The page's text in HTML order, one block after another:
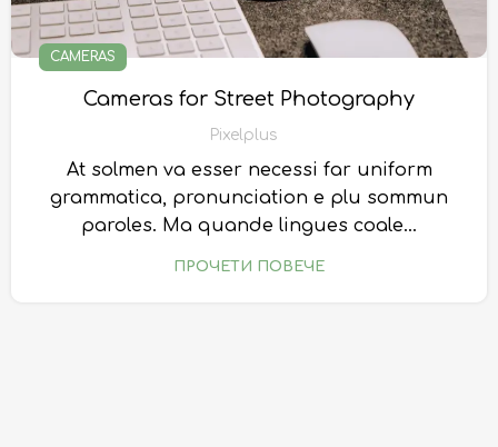
CAMERAS
Cameras for Street Photography
Pixelplus
At solmen va esser necessi far uniform
grammatica, pronunciation e plu sommun
paroles. Ma quande lingues coale...
ПРОЧЕТИ ПОВЕЧЕ